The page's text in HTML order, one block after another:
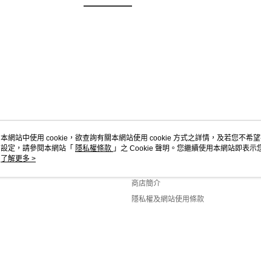
關於我們
商店簡介
隱私權及網站使用條款
本網站中使用 cookie，欲查詢有關本網站使用 cookie 方式之詳情，及若您不希
設定，請參閱本網站「 隱私權條款 」之 Cookie 聲明。您繼續使用本網站即表
使用 cookie。
了解更多 >